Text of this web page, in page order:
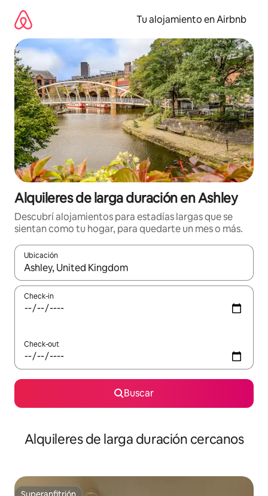
contenido
Tu alojamiento en Airbnb
Alquileres de larga duración en Ashley
Descubrí alojamientos para estadías largas que se
sientan como tu hogar, para quedarte un mes o más.
Ubicación
Cuando los resultados estén disponibles, navegá con las
Check-in
Check-out
Buscar
Alquileres de larga duración cercanos